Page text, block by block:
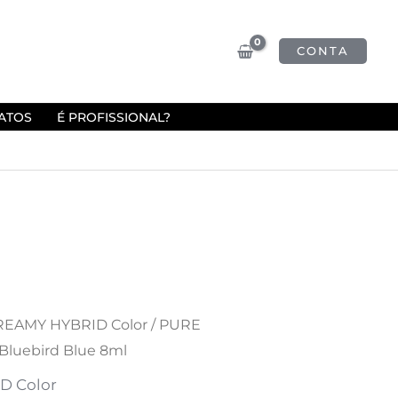
CONTA
É PROFISSIONAL?
HYBRID Color/ PURE
Bluebird Blue 8ml
Color